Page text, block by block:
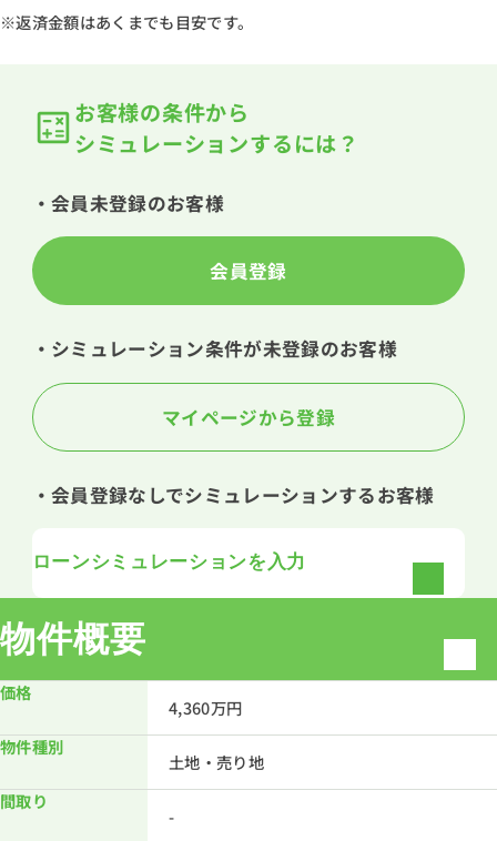
※返済金額はあくまでも目安です。
お客様の条件から
シミュレーションするには？
・会員未登録のお客様
会員登録
・シミュレーション条件が未登録のお客様
マイページから登録
・会員登録なしでシミュレーションするお客様
ローンシミュレーションを入力
物件概要
価格
4,360万円
物件種別
土地・売り地
間取り
-